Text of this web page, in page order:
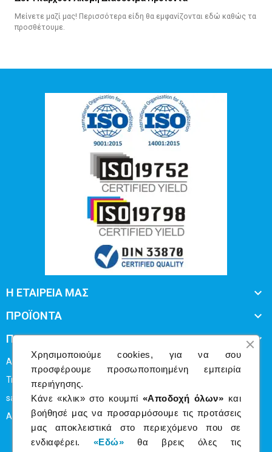
Μείνετε μαζί μας! Περισσότερα είδη θα εμφανίζονται εδώ καθώς τα
προσθέτουμε.
Η ΕΤΑΙΡΕΙΑ ΜΑΣ 
ΠΡΟΪΟΝΤΑ 
ΠΛΗΡΟΦΟΡΙΕΣ 
Απ.Παύλου 50 Άγιος Δημήτριος Τ.Κ 173 43
Τηλ: 216 80 93162
sales@business-print.gr
ΑΡ. ΓΕΜΗ: 1393909030
Χρησιμοποιούμε cookies, για να σου
προσφέρουμε προσωποποιημένη εμπειρία
περιήγησης.
Κάνε «κλικ» στο κουμπί «Αποδοχή όλων» και
βοήθησέ μας να προσαρμόσουμε τις προτάσεις
μας αποκλειστικά στο περιεχόμενο που σε
ενδιαφέρει. «Εδώ» θα βρεις όλες τις